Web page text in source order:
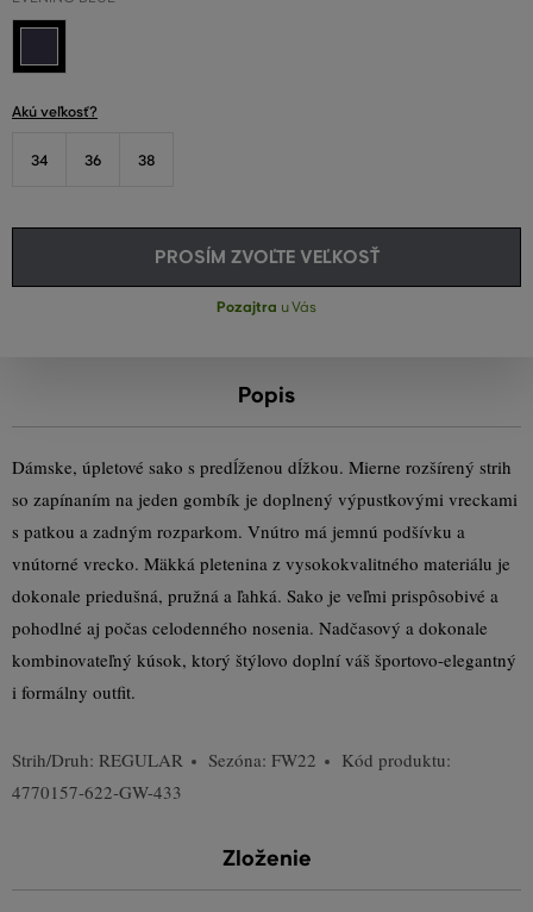
Akú veľkosť?
34 36 38
PROSÍM ZVOĽTE VEĽKOSŤ
Pozajtra u Vás
Popis
Dámske, úpletové sako s predĺženou dĺžkou. Mierne rozšírený strih
so zapínaním na jeden gombík je doplnený výpustkovými vreckami
s patkou a zadným rozparkom. Vnútro má jemnú podšívku a
vnútorné vrecko. Mäkká pletenina z vysokokvalitného materiálu je
dokonale priedušná, pružná a ľahká. Sako je veľmi prispôsobivé a
pohodlné aj počas celodenného nosenia. Nadčasový a dokonale
kombinovateľný kúsok, ktorý štýlovo doplní váš športovo-elegantný
i formálny outfit.
Strih/Druh: REGULAR Sezóna: FW22
Kód produktu:
4770157-622-GW-433
Zloženie